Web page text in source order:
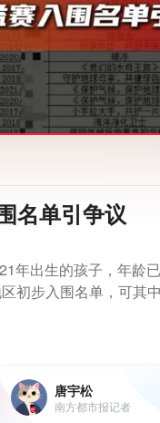
名单引争议
年出生的孩子，年龄
初步入围名单，可其
唐宇松
南方都市报记者